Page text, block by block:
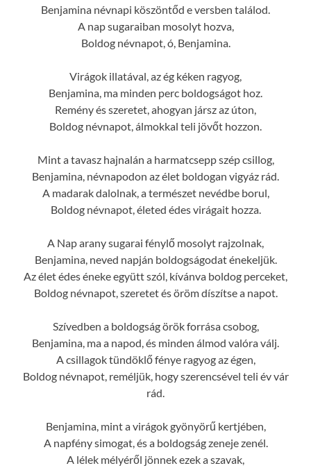
Benjamina névnapi köszöntőd e versben találod.
A nap sugaraiban mosolyt hozva,
Boldog névnapot, ó, Benjamina.
Virágok illatával, az ég kéken ragyog,
Benjamina, ma minden perc boldogságot hoz.
Remény és szeretet, ahogyan jársz az úton,
Boldog névnapot, álmokkal teli jövőt hozzon.
Mint a tavasz hajnalán a harmatcsepp szép csillog,
Benjamina, névnapodon az élet boldogan vigyáz rád.
A madarak dalolnak, a természet nevédbe borul,
Boldog névnapot, életed édes virágait hozza.
A Nap arany sugarai fénylő mosolyt rajzolnak,
Benjamina, neved napján boldogságodat énekeljük.
Az élet édes éneke együtt szól, kívánva boldog perceket,
Boldog névnapot, szeretet és öröm díszítse a napot.
Szívedben a boldogság örök forrása csobog,
Benjamina, ma a napod, és minden álmod valóra válj.
A csillagok tündöklő fénye ragyog az égen,
Boldog névnapot, reméljük, hogy szerencsével teli év vár
rád.
Benjamina, mint a virágok gyönyörű kertjében,
A napfény simogat, és a boldogság zeneje zenél.
A lélek mélyéről jönnek ezek a szavak,